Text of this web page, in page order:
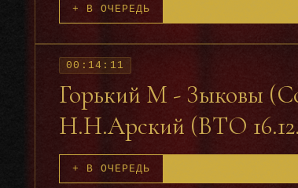
+ В ОЧЕРЕДЬ
Горький М - Зыковы
Н.Н.Арский (ВТО
00:14:11
+ В ОЧЕРЕДЬ